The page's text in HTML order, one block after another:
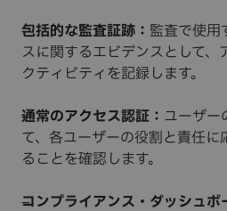
包括的な監査証跡： 監査で使用
スに関するエビデンスとして
クティビティを記録します。
通常のアクセス認証： ユーザー
て、各ユーザーの役割と責任
ることを確認します。
コンプライアンス・ダッシュボ